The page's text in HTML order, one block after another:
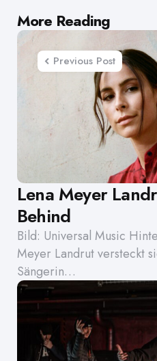
More Reading
Post
navigation
Previous Post
Lena Meyer
Behind
Bild: Universal Music
Meyer Landrut versteckt
Sängerin…